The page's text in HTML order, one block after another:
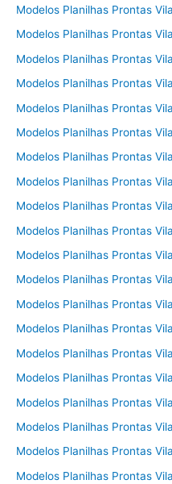
Modelos Planilhas Prontas
Modelos Planilhas Prontas
Modelos Planilhas Prontas
Modelos Planilhas Prontas
Modelos Planilhas Prontas
Modelos Planilhas Prontas
Modelos Planilhas Prontas
Modelos Planilhas Prontas
Modelos Planilhas Prontas
Modelos Planilhas Prontas
Modelos Planilhas Prontas
Modelos Planilhas Prontas
Modelos Planilhas Prontas
Modelos Planilhas Prontas
Modelos Planilhas Prontas
Modelos Planilhas Prontas
Modelos Planilhas Prontas
Modelos Planilhas Prontas
Modelos Planilhas Prontas
Modelos Planilhas Prontas